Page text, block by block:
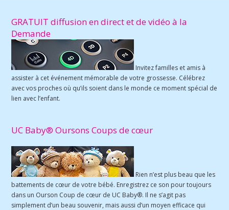
GRATUIT diffusion en direct et de vidéo à la
Demande
Invitez familles et amis à
assister à cet événement mémorable de votre grossesse. Célébrez
avec vos proches où qu’ils soient dans le monde ce moment spécial de
lien avec l’enfant.
UC Baby® Oursons Coups de cœur
Rien n’est plus beau que les
battements de cœur de votre bébé. Enregistrez ce son pour toujours
dans un Ourson Coup de cœur de UC Baby®. Il ne s’agit pas
simplement d’un beau souvenir, mais aussi d’un moyen efficace qui